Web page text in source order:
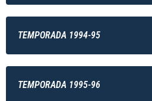
TEMPORADA 1994-95
TEMPORADA 1995-96